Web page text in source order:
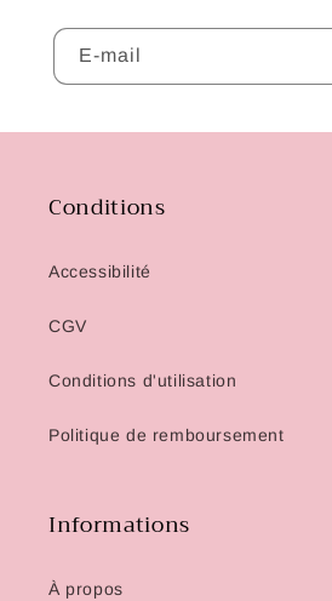
E-mail
Conditions
Accessibilité
CGV
Conditions d'utilisation
Politique de remboursement
Informations
À propos